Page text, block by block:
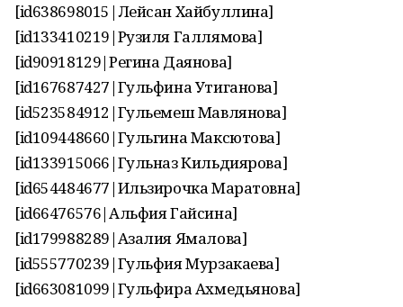
[id638698015|Лейсан Хайбуллина]
[id133410219|Рузиля Галлямова]
[id90918129|Регина Даянова]
[id167687427|Гульфина Утиганова]
[id523584912|Гульемеш Мавлянова]
[id109448660|Гульгина Максютова]
[id133915066|Гульназ Кильдиярова]
[id654484677|Ильзирочка Маратовна]
[id66476576|Альфия Гайсина]
[id179988289|Азалия Ямалова]
[id555770239|Гульфия Мурзакаева]
[id663081099|Гульфира Ахмедьянова]